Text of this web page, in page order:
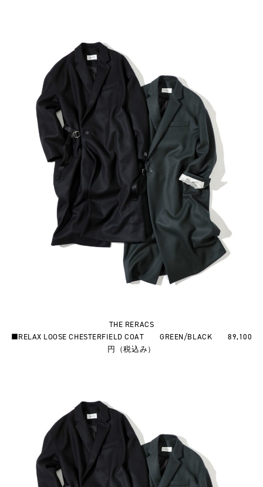
THE RERACS
■RELAX LOOSE CHESTERFIELD COAT GREEN/BLACK 89,100
円（税込み）